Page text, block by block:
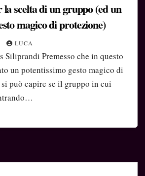
scelta di un gruppo (ed un
magico di protezione)
LUCA
Siliprandi Premesso che in questo
un potentissimo gesto magico di
può capire se il gruppo in cui